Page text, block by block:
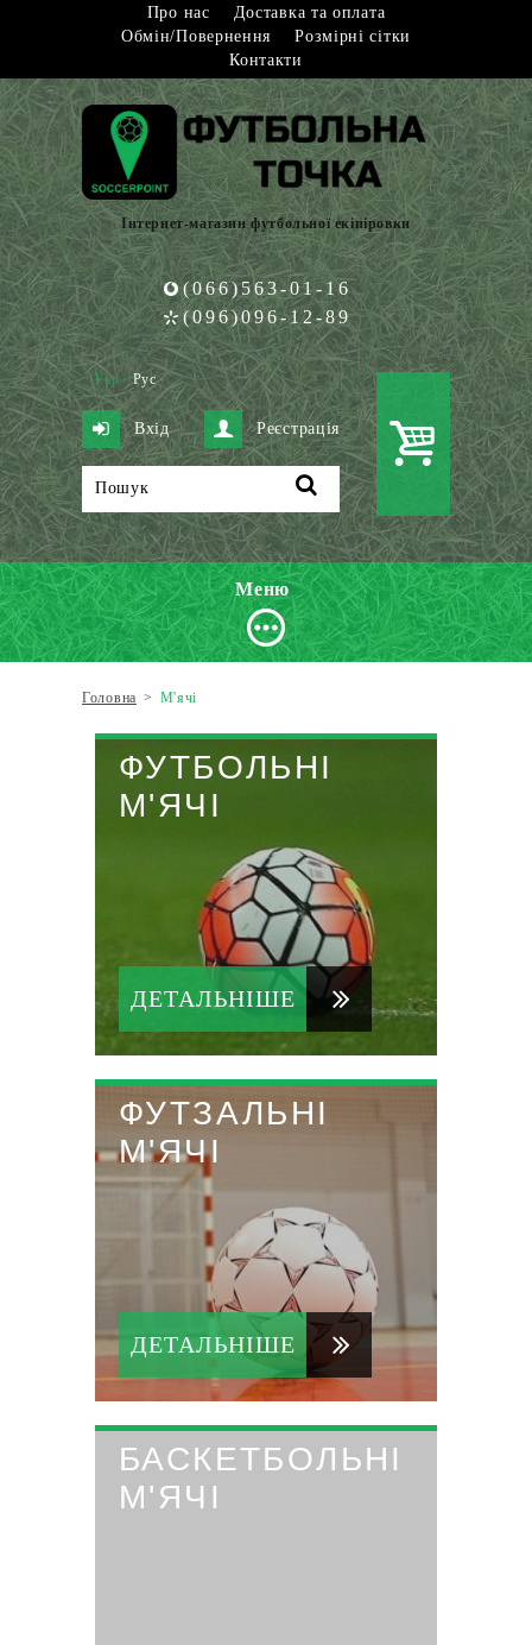
Про нас
Доставка та оплата
Обмін/Повернення
Розмірні сітки
Контакти
Інтернет-магазин футбольної екіпіровки
(066)563-01-16
(096)096-12-89
Укр Рус
Вхід Реєстрація
Меню
Головна > М'ячі
ФУТБОЛЬНІ
М'ЯЧІ
ДЕТАЛЬНІШЕ
ФУТЗАЛЬНІ
М'ЯЧІ
ДЕТАЛЬНІШЕ
БАСКЕТБОЛЬНІ
М'ЯЧІ